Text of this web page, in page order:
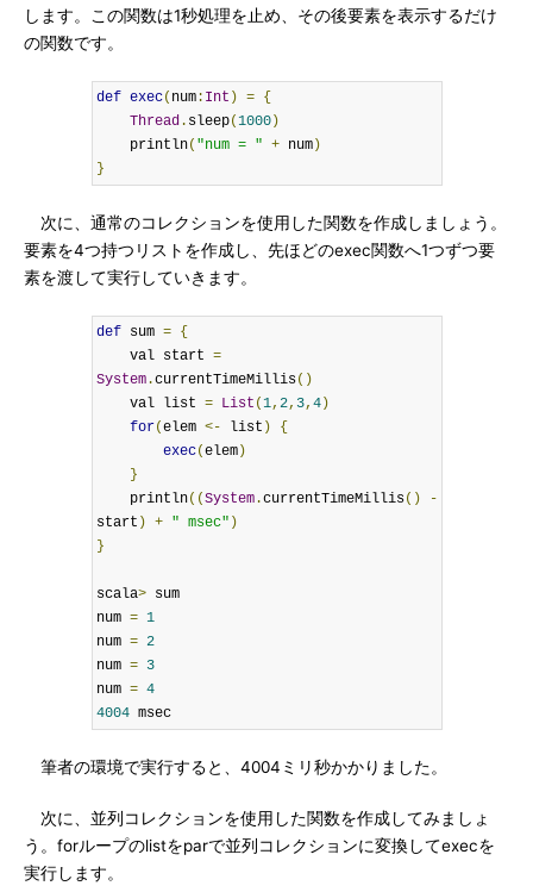
します。この関数は1秒処理を止め、その後要素を表示するだけ
の関数です。
def exec( num: Int ) =
{
Thread. sleep(1000)
    println
( "num = " + num)
}
次に、通常のコレクションを使用した関数を作成しましょう。
要素を4つ持つリストを作成し、先ほどのexec関数へ1つずつ要
素を渡して実行していきます。
def sum =
{
    val start
=
System.currentTimeMillis()
    val list
= List (1, 2, 3, 4)
for(elem <- list )
{
exec(elem)
}
    println
((System.currentTimeMillis()
-
start ) + " msec" )
}
scala> sum
num = 1
num = 2
num =
3
num = 4
4004 msec
筆者の環境で実行すると、4004ミリ秒かかりました。
次に、並列コレクションを使用した関数を作成してみましょ
う。forループのlistをparで並列コレクションに変換してexecを
実行します。